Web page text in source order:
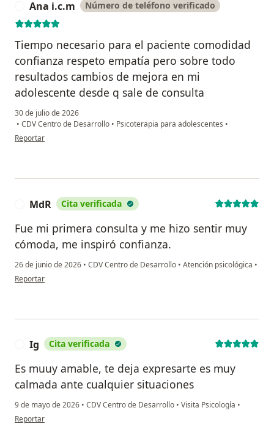
Ana i.c.m Número de teléfono verificado
Tiempo necesario para el paciente comodidad
confianza respeto empatía pero sobre todo
resultados cambios de mejora en mi
adolescente desde q sale de consulta
30 de julio de 2026
• CDV Centro de Desarrollo • Psicoterapia para adolescentes •
en opinión del usuario Ana i.c.m
Reportar
MdR Cita verificada
Fue mi primera consulta y me hizo sentir muy
cómoda, me inspiró confianza.
26 de junio de 2026 • CDV Centro de Desarrollo • Atención psicológica •
en opinión del usuario MdR
Reportar
Ig Cita verificada
Es muuy amable, te deja expresarte es muy
calmada ante cualquier situaciones
9 de mayo de 2026 • CDV Centro de Desarrollo • Visita Psicología •
en opinión del usuario Ig
Reportar